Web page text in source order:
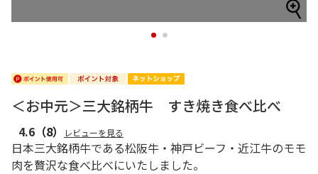
1 2
＜お中元＞三大銘柄牛 すき焼き食べ比べ
4.6 （8） レビューを見る
日本三大銘柄牛である松阪牛・神戸ビーフ・近江牛のモモ
肉を贅沢な食べ比べにいたしました。